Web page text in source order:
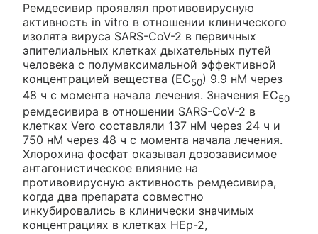
Ремдесивир проявлял противовирусную
активность in vitro в отношении клинического
изолята вируса SARS-CoV-2 в первичных
эпителиальных клетках дыхательных путей
человека с полумаксимальной эффективной
концентрацией вещества (EC50) 9.9 нМ через
48 ч с момента начала лечения. Значения EC50
ремдесивира в отношении SARS-CoV-2 в
клетках Vero составляли 137 нМ через 24 ч и
750 нМ через 48 ч с момента начала лечения.
Хлорохина фосфат оказывал дозозависимое
антагонистическое влияние на
противовирусную активность ремдесивира,
когда два препарата совместно
инкубировались в клинически значимых
концентрациях в клетках HEp-2,